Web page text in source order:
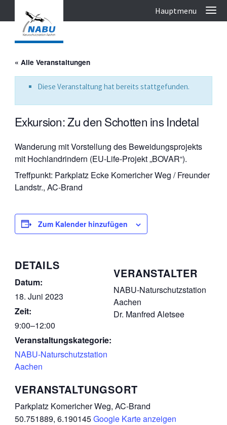
« Alle Veranstaltungen
Diese Veranstaltung hat bereits stattgefunden.
Exkursion: Zu den Schotten ins Indetal
Wanderung mit Vorstellung des Beweidungsprojekts
mit Hochlandrindern (EU-Life-Projekt „BOVAR“).
Treffpunkt: Parkplatz Ecke Komericher Weg / Freunder
Landstr., AC-Brand
Zum Kalender hinzufügen
DETAILS
Datum:
18. Juni 2023
Zeit:
9:00–12:00
Veranstaltungskategorie:
NABU-Naturschutzstation
Aachen
VERANSTALTER
NABU-Naturschutzstation
Aachen
Dr. Manfred Aletsee
VERANSTALTUNGSORT
Parkplatz Komericher Weg, AC-Brand
50.751889, 6.190145Google Karte anzeigen